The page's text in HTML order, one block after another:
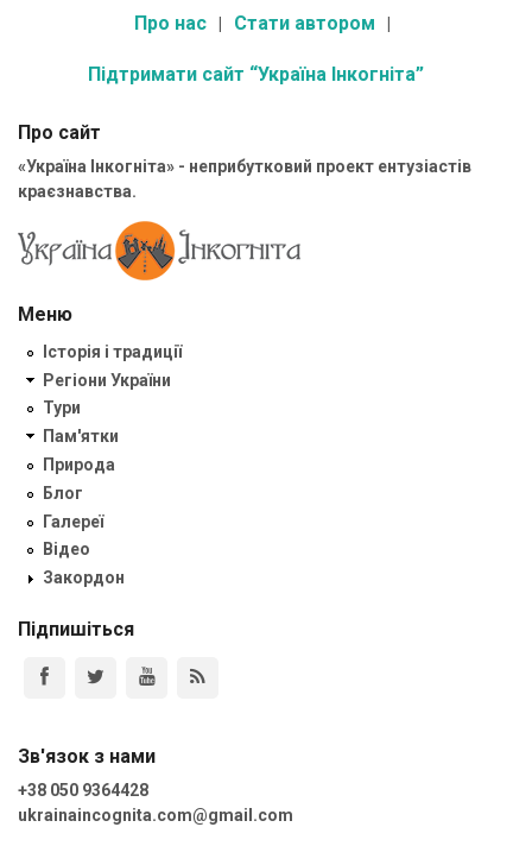
Про нас Стати автором
Підтримати сайт “Україна Інкогніта”
Про сайт
«Україна Інкогніта» - неприбутковий проект ентузіастів
краєзнавства.
Меню
Історія і традиції
Регіони України
Тури
Пам'ятки
Природа
Блог
Галереї
Відео
Закордон
Підпишіться
Зв'язок з нами
+38 050 9364428
ukrainaincognita.com@gmail.com